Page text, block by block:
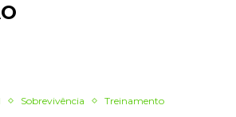
Sobrevivência Treinamento